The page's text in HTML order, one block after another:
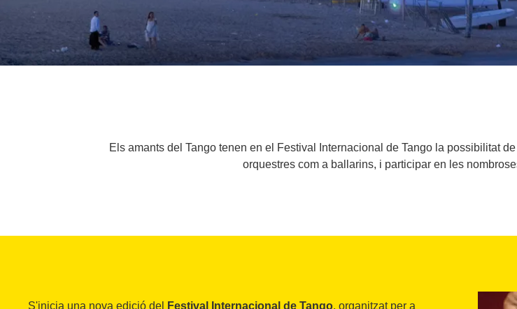
Els amants del Tango tenen en el Festival Internacional de Tango la possibilitat
orquestres com a ballarins, i participar en les
S'inicia una nova edició del Festival Internacional de Tango, organitzat per a